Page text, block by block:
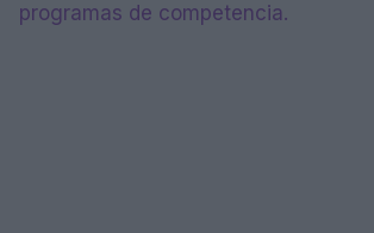
programas de competencia.